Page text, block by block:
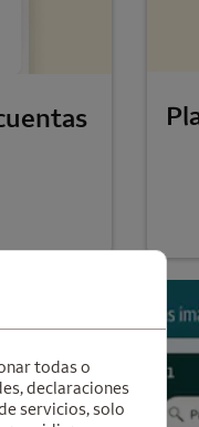
todas o
declaraciones
servicios, solo